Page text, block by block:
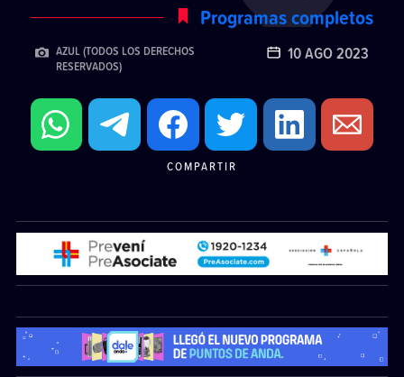
Programas completos
AZUL (TODOS LOS DERECHOS
RESERVADOS)
10 AGO 2023
COMPARTIR